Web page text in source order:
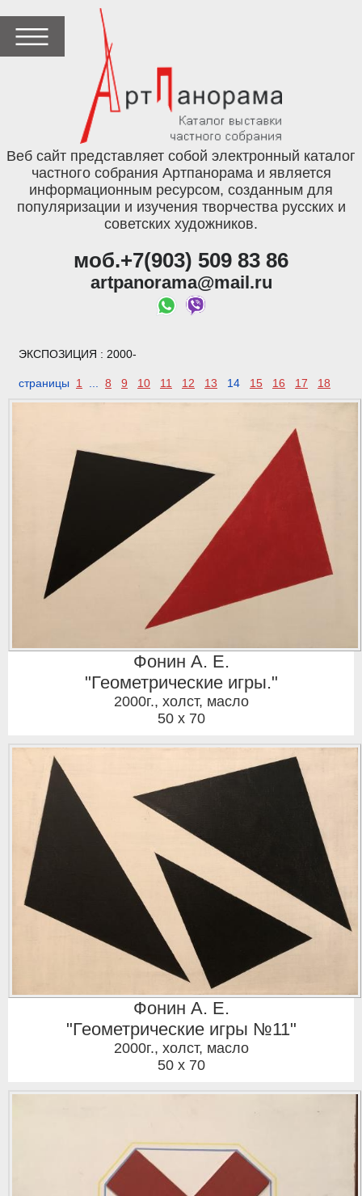
Веб сайт представляет собой электронный каталог
частного собрания Артпанорама и является
информационным ресурсом, созданным для
популяризации и изучения творчества русских и
советских художников.
моб.+7(903) 509 83 86
artpanorama@mail.ru
ЭКСПОЗИЦИЯ : 2000-
страницы 1 ... 8 9 10 11 12 13 14 15 16 17 18
Фонин А. Е.
"Геометрические игры."
2000г., холст, масло
50 x 70
Фонин А. Е.
"Геометрические игры №11"
2000г., холст, масло
50 x 70